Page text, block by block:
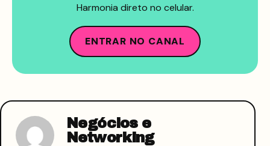
Harmonia direto no celular.
ENTRAR NO CANAL
Negócios e
Networking